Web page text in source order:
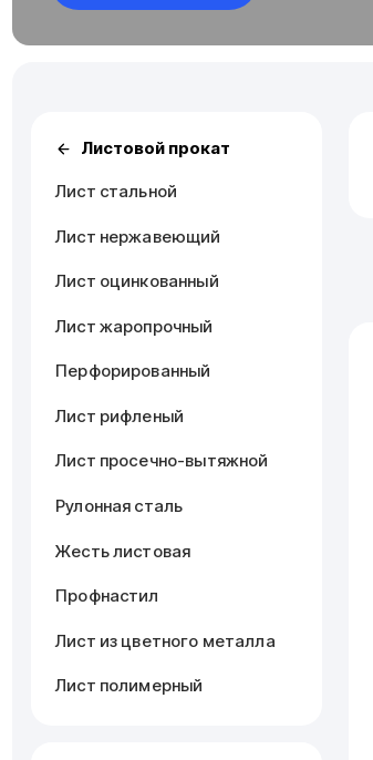
Листовой прокат
Лист стальной
Лист нержавеющий
Лист оцинкованный
Лист жаропрочный
Перфорированный
Лист рифленый
Лист просечно-вытяжной
Рулонная сталь
Жесть листовая
Профнастил
Лист из цветного металла
Лист полимерный